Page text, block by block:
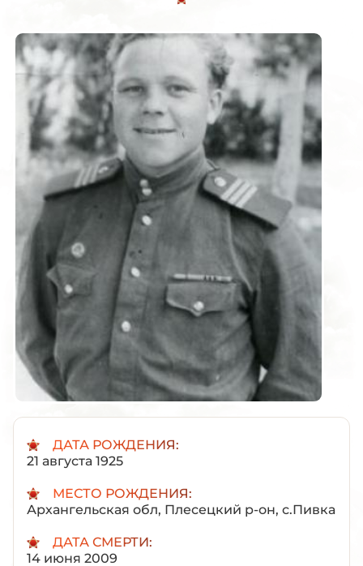
ДАТА РОЖДЕНИЯ:
21 августа 1925
МЕСТО РОЖДЕНИЯ:
Архангельская обл, Плесецкий р-он, с.Пивка
ДАТА СМЕРТИ:
14 июня 2009